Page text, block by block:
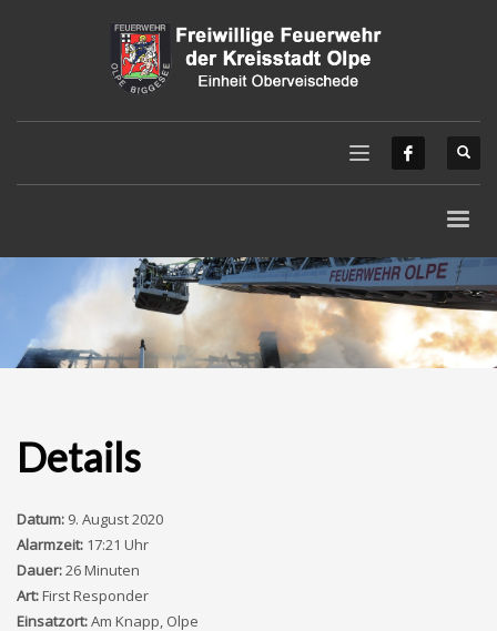
Details
Datum: 9. August 2020
Alarmzeit: 17:21 Uhr
Dauer:26 Minuten
Art:First Responder
Einsatzort:Am Knapp, Olpe